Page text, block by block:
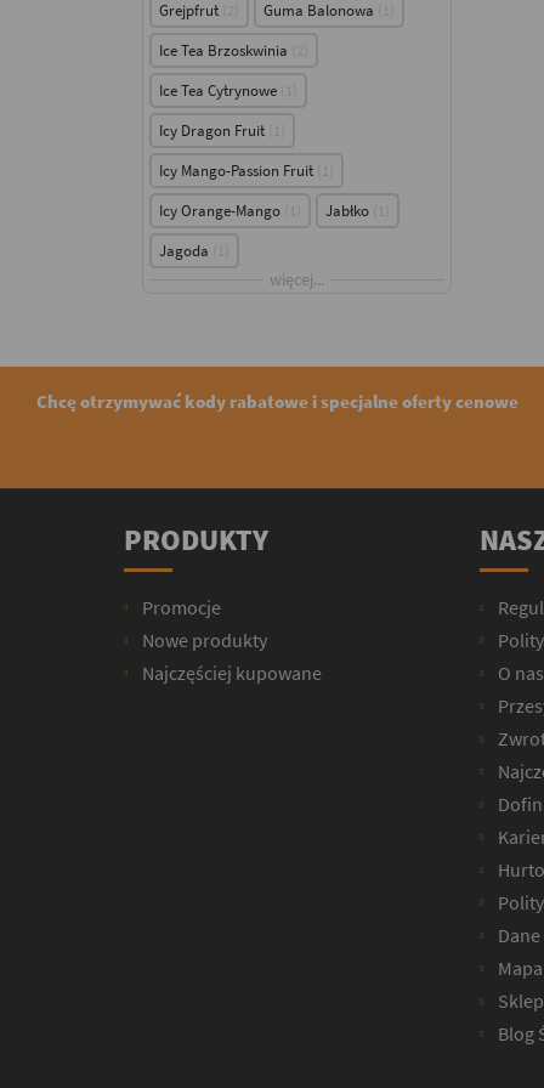
Grejpfrut Guma Balonowa
Ice Tea Brzoskwinia
Ice Tea Cytrynowe
Icy Dragon Fruit
Icy Mango-Passion Fruit
Icy Orange-Mango
Jabłko
Jagoda
więcej...
Chcę otrzymywać kody rabatowe i specjalne oferty cenowe
PRODUKTY
Promocje
Nowe produkty
Najczęściej kupowane
O nas
Blog